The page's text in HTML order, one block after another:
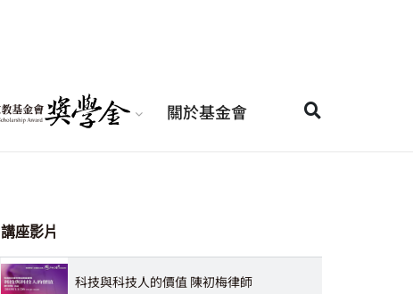
關於基金會
講座影片
科技與科技人的價值 陳初梅律師